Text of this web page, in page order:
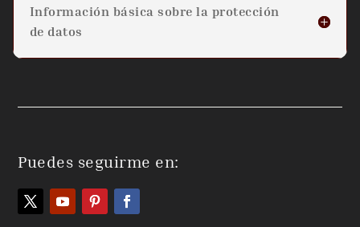
Información básica sobre la protección
de datos
Puedes seguirme en: